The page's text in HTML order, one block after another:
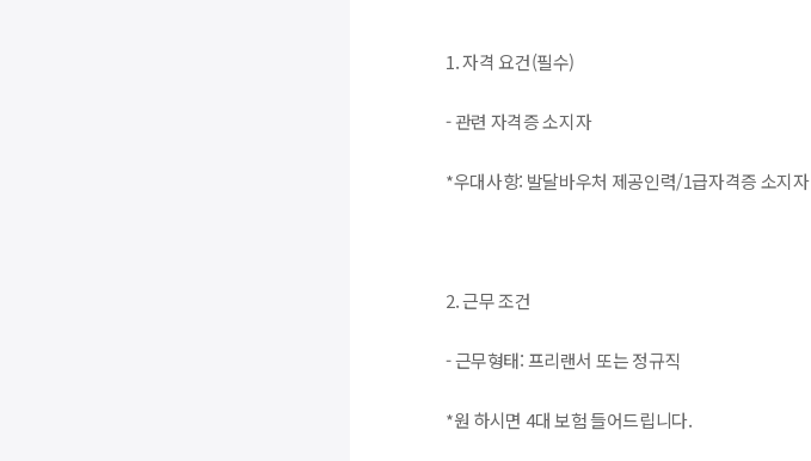
1. 자격 요건(필수)
- 관련 자격증 소지자
*우대사항: 발달바우처 제공인력/1급자격증 소지자
2. 근무 조건
- 근무형태: 프리랜서 또는 정규직
*원 하시면 4대 보험 들어드립니다.